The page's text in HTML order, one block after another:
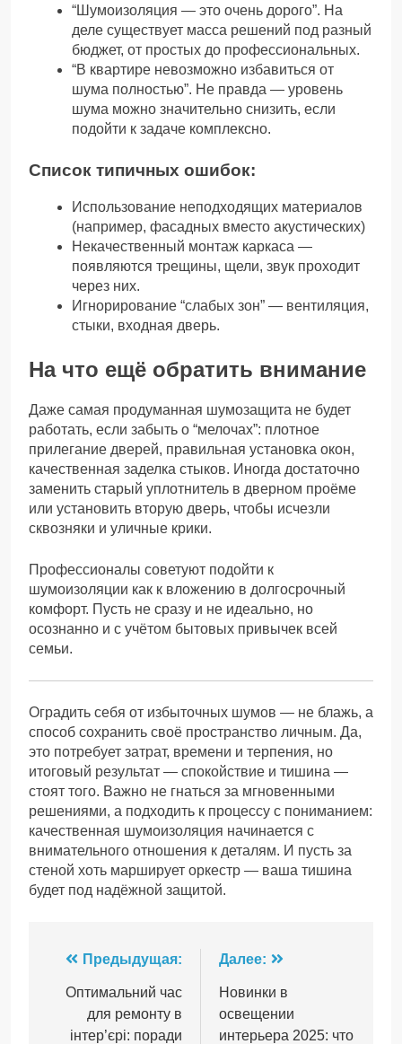
“Шумоизоляция — это очень дорого”. На
деле существует масса решений под разный
бюджет, от простых до профессиональных.
“В квартире невозможно избавиться от
шума полностью”. Не правда — уровень
шума можно значительно снизить, если
подойти к задаче комплексно.
Список типичных ошибок:
Использование неподходящих материалов
(например, фасадных вместо акустических)
Некачественный монтаж каркаса —
появляются трещины, щели, звук проходит
через них.
Игнорирование “слабых зон” — вентиляция,
стыки, входная дверь.
На что ещё обратить внимание
Даже самая продуманная шумозащита не будет
работать, если забыть о “мелочах”: плотное
прилегание дверей, правильная установка окон,
качественная заделка стыков. Иногда достаточно
заменить старый уплотнитель в дверном проёме
или установить вторую дверь, чтобы исчезли
сквозняки и уличные крики.
Профессионалы советуют подойти к
шумоизоляции как к вложению в долгосрочный
комфорт. Пусть не сразу и не идеально, но
осознанно и с учётом бытовых привычек всей
семьи.
Оградить себя от избыточных шумов — не блажь, а
способ сохранить своё пространство личным. Да,
это потребует затрат, времени и терпения, но
итоговый результат — спокойствие и тишина —
стоят того. Важно не гнаться за мгновенными
решениями, а подходить к процессу с пониманием:
качественная шумоизоляция начинается с
внимательного отношения к деталям. И пусть за
стеной хоть марширует оркестр — ваша тишина
будет под надёжной защитой.
Навигация
по
записям
Предыдущая:
Оптимальний час
для ремонту в
інтер’єрі: поради
Далее:
Новинки в
освещении
интерьера 2025: что